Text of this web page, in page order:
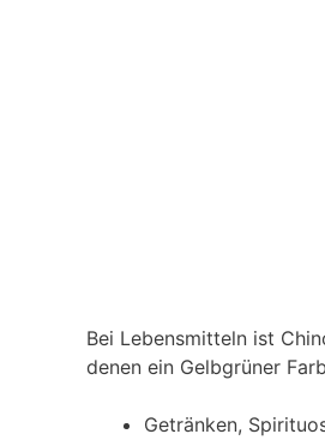
Bei Lebensmitteln ist
denen ein Gelbgrüner
Getränken,